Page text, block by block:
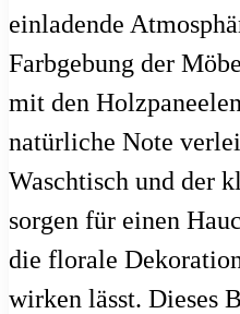
einladende
Farbgebung der
mit den
natürliche Note
Waschtisch und der
sorgen für einen
die florale
wirken lässt. Dieses